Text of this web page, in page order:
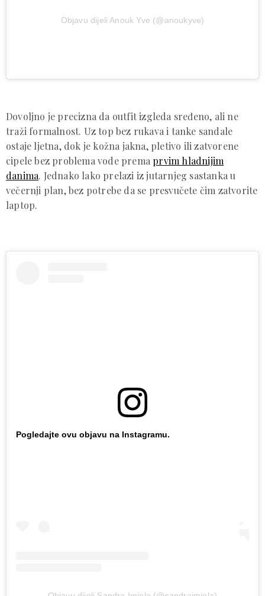
Objavu dijeli Anouk Yve (@anoukyve)
Dovoljno je precizna da outfit izgleda sređeno, ali ne
traži formalnost. Uz top bez rukava i tanke sandale
ostaje ljetna, dok je kožna jakna, pletivo ili zatvorene
cipele bez problema vode prema prvim hladnijim
danima. Jednako lako prelazi iz jutarnjeg sastanka u
večernji plan, bez potrebe da se presvučete čim zatvorite
laptop.
Pogledajte ovu objavu na Instagramu.